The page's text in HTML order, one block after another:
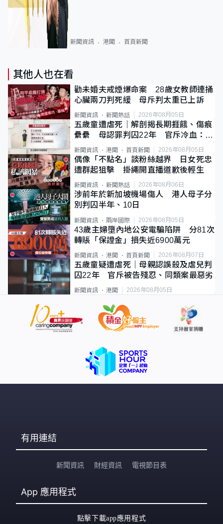
新聞資訊 港聞 首頁新聞
其他人也在看
勸未婚夫戒煙爆命案 28歲女教師連捅
心臟兩刀判死緩 母斥判太重已上訴
新聞資訊 新聞熱話 2026年08月05日
五歲童遭虐死｜解剖揭長期捱餓、傷痕
纍纍 母認罪判囚22年 官斥冷血：同
類案最惡劣
新聞資訊 港聞 首頁新聞 2026年08月05日
偶像「不點名」談粉絲越界 日女死忠
遭群起狙擊 掛繩開直播道歉後輕生
新聞資訊 新聞熱話 2026年08月06日
涉前年於新加坡機場傷人 港人母子分
別判囚半年、10日
新聞資訊 兩岸國際 2026年08月05日
43歲主婦墮內地公安電騙陷阱 分81次
轉賬「保證金」損失近6900萬元
新聞資訊 港聞 首頁新聞 2026年08月07日
五歲童疑遭虐死｜母親認誤殺及虐兒判
囚22年 官斥被告殘忍、同類案最惡劣
新聞資訊 港聞 2026年08月05日
有用連結
新聞資訊 財經資訊 電視節目表
App 應用程式
點擊下載app應用程式